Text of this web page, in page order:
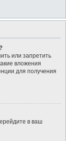
или запретить
вложения
для получения
в ваш